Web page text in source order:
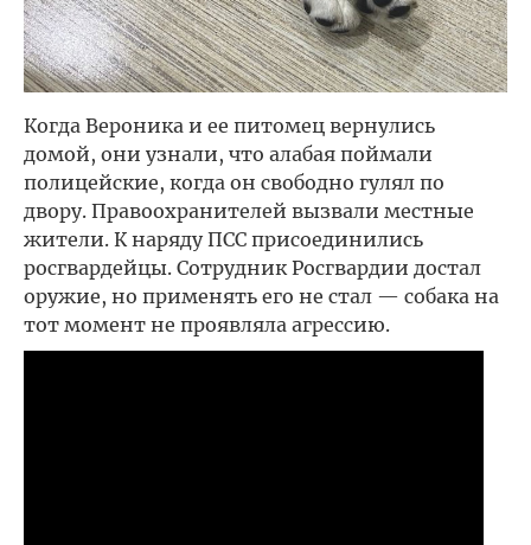
Когда Вероника и ее питомец вернулись
домой, они узнали, что алабая поймали
полицейские, когда он свободно гулял по
двору. Правоохранителей вызвали местные
жители. К наряду ПСС присоединились
росгвардейцы. Сотрудник Росгвардии достал
оружие, но применять его не стал — собака на
тот момент не проявляла агрессию.